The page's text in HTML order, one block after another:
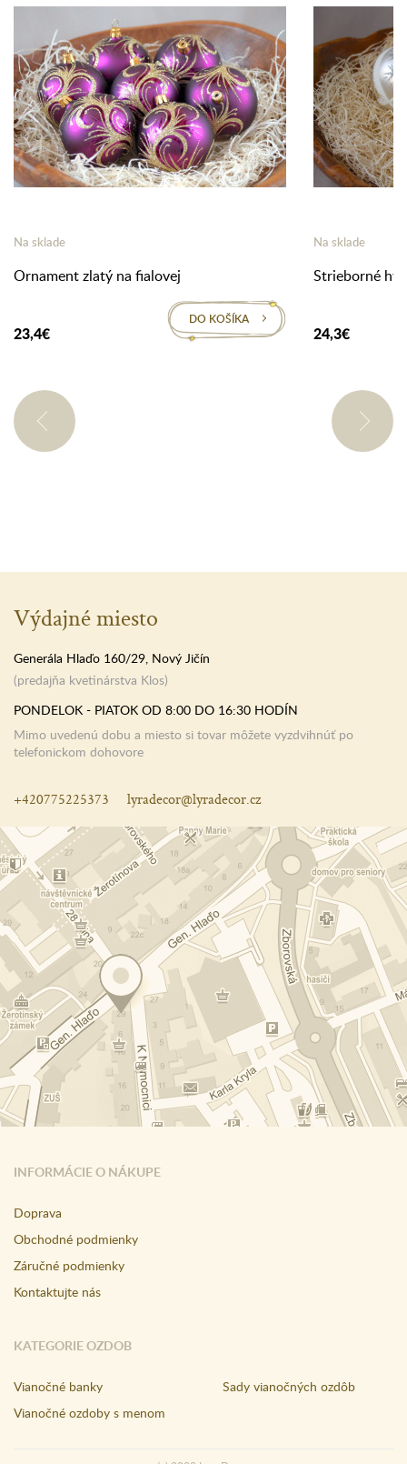
Na sklade
Ornament zlatý na fialovej
23,4€
DO KOŠÍKA
Na sklade
Strieborné
24,3€
INFORMÁCIE O NÁKUPE
Doprava
Obchodné podmienky
Záručné podmienky
Kontaktujte nás
KATEGORIE OZDOB
Vianočné banky
Vianočné ozdoby s menom
Sady vianočných ozdôb
Výdajné miesto
Generála Hlaďo 160/29, Nový Jičín
(predajňa kvetinárstva Klos)
PONDELOK - PIATOK OD 8:00 DO 16:30 HODÍN
Mimo uvedenú dobu a miesto si tovar môžete vyzdvihnúť po
telefonickom dohovore
+420775225373 lyradecor@lyradecor.cz